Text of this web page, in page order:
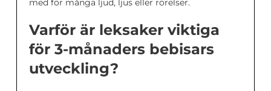
med för många ljud, ljus eller rörelser.
Varför är leksaker viktiga
för 3-månaders bebisars
utveckling?